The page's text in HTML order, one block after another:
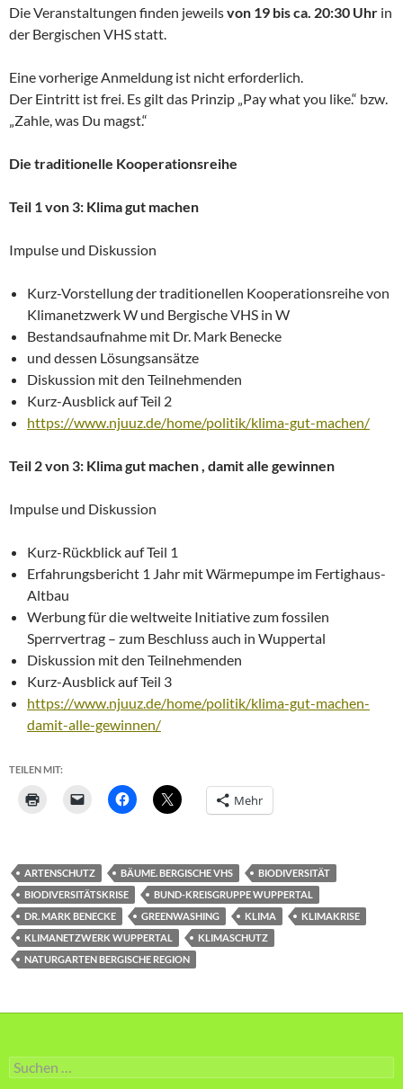
Die Veranstaltungen finden jeweilsvon 19 bis ca. 20:30 Uhr in
der Bergischen VHS statt.
Eine vorherige Anmeldung ist nicht erforderlich.
Der Eintritt ist frei. Es gilt das Prinzip „Pay what you like.“ bzw.
„Zahle, was Du magst.“
Die traditionelle Kooperationsreihe
Teil 1 von 3: Klima gut machen
Impulse und Diskussion
Kurz-Vorstellung der traditionellen Kooperationsreihe von
Klimanetzwerk W und Bergische VHS in W
Bestandsaufnahme mit Dr. Mark Benecke
und dessen Lösungsansätze
Diskussion mit den Teilnehmenden
Kurz-Ausblick auf Teil 2
https://www.njuuz.de/home/politik/klima-gut-machen/
Teil 2 von 3: Klima gut machen , damit alle gewinnen
Impulse und Diskussion
Kurz-Rückblick auf Teil 1
Erfahrungsbericht 1 Jahr mit Wärmepumpe im Fertighaus-
Altbau
Werbung für die weltweite Initiative zum fossilen
Sperrvertrag – zum Beschluss auch in Wuppertal
Diskussion mit den Teilnehmenden
Kurz-Ausblick auf Teil 3
https://www.njuuz.de/home/politik/klima-gut-machen-
damit-alle-gewinnen/
TEILEN MIT:
Mehr
ARTENSCHUTZ BÄUME. BERGISCHE VHS
BIODIVERSITÄT
BIODIVERSITÄTSKRISE
BUND-KREISGRUPPE WUPPERTAL
DR. MARK BENECKE
GREENWASHING KLIMA
KLIMAKRISE
KLIMANETZWERK WUPPERTAL
KLIMASCHUTZ
NATURGARTEN BERGISCHE REGION
Suche
nach: